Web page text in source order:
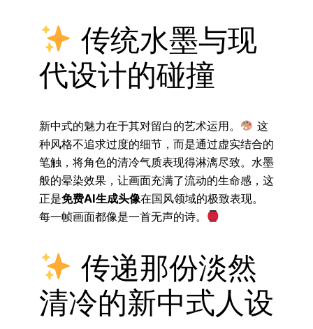
传统水墨与现
代设计的碰撞
新中式的魅力在于其对留白的艺术运用。
这
种风格不追求过度的细节，而是通过虚实结合的
笔触，将角色的清冷气质表现得淋漓尽致。水墨
般的晕染效果，让画面充满了流动的生命感，这
正是免费AI生成头像在国风领域的极致表现。
每一帧画面都像是一首无声的诗。
传递那份淡然
清冷的新中式人设